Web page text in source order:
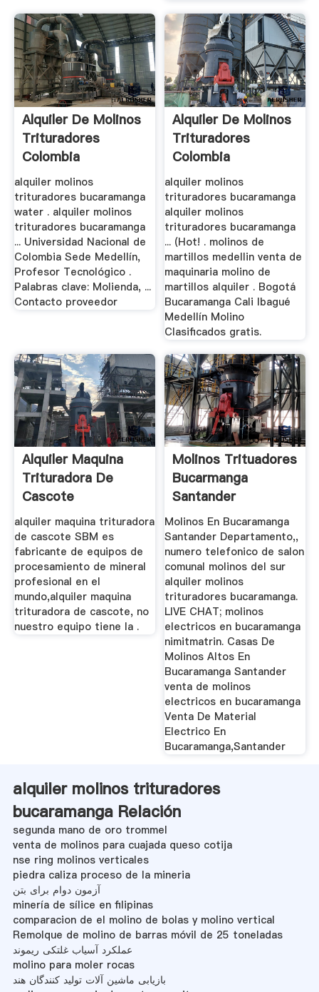
Alquiler De Molinos
Trituradores
Colombia
alquiler molinos
trituradores bucaramanga
water . alquiler molinos
trituradores bucaramanga
... Universidad Nacional de
Colombia Sede Medellín,
Profesor Tecnológico .
Palabras clave: Molienda, ...
Contacto proveedor
Alquiler De Molinos
Trituradores
Colombia
alquiler molinos
trituradores bucaramanga
alquiler molinos
trituradores bucaramanga
... (Hot! . molinos de
martillos medellin venta de
maquinaria molino de
martillos alquiler . Bogotá
Bucaramanga Cali Ibagué
Medellín Molino
Clasificados gratis.
Alquiler Maquina
Trituradora De
Cascote
alquiler maquina trituradora
de cascote SBM es
fabricante de equipos de
procesamiento de mineral
profesional en el
mundo,alquiler maquina
trituradora de cascote, no
nuestro equipo tiene la .
Molinos Trituadores
Bucarmanga
Santander
Molinos En Bucaramanga
Santander Departamento,,
numero telefonico de salon
comunal molinos del sur
alquiler molinos
trituradores bucaramanga.
LIVE CHAT; molinos
electricos en bucaramanga
nimitmatrin. Casas De
Molinos Altos En
Bucaramanga Santander
venta de molinos
electricos en bucaramanga
Venta De Material
Electrico En
Bucaramanga,Santander
alquiler molinos trituradores
bucaramanga Relación
segunda mano de oro trommel
venta de molinos para cuajada queso cotija
nse ring molinos verticales
piedra caliza proceso de la mineria
آزمون دوام برای بتن
minería de sílice en filipinas
comparacion de el molino de bolas y molino vertical
Remolque de molino de barras móvil de 25 toneladas
عملکرد آسیاب غلتکی ریموند
molino para moler rocas
بازیابی ماشین آلات تولید کنندگان هند